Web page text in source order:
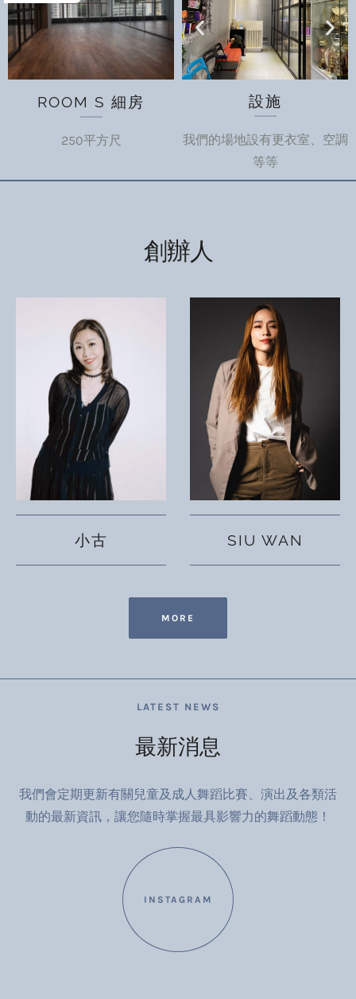
ROOM S 細房
250平方尺
設施
我們的場地設有更衣室、空調
等等
創辦人
小古 SIU WAN
MORE
LATEST NEWS
最新消息
我們會定期更新有關兒童及成人舞蹈比賽、演出及各類活
動的最新資訊，讓您隨時掌握最具影響力的舞蹈動態！
INSTAGRAM